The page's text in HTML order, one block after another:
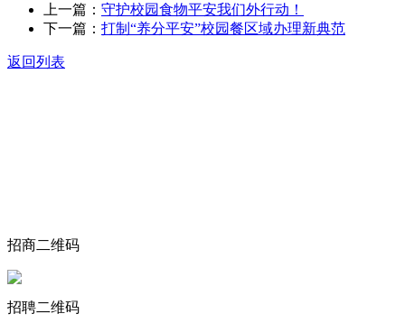
上一篇： 守护校园食物平安我们外行动！
下一篇： 打制“养分平安”校园餐区域办理新典范
返回列表
招商二维码
招聘二维码